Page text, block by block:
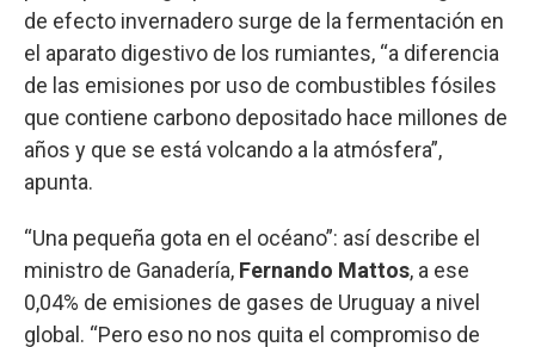
de efecto invernadero surge de la fermentación en
el aparato digestivo de los rumiantes, “a diferencia
de las emisiones por uso de combustibles fósiles
que contiene carbono depositado hace millones de
años y que se está volcando a la atmósfera”,
apunta.
“Una pequeña gota en el océano”: así describe el
ministro de Ganadería, Fernando Mattos, a ese
0,04% de emisiones de gases de Uruguay a nivel
global. “Pero eso no nos quita el compromiso de